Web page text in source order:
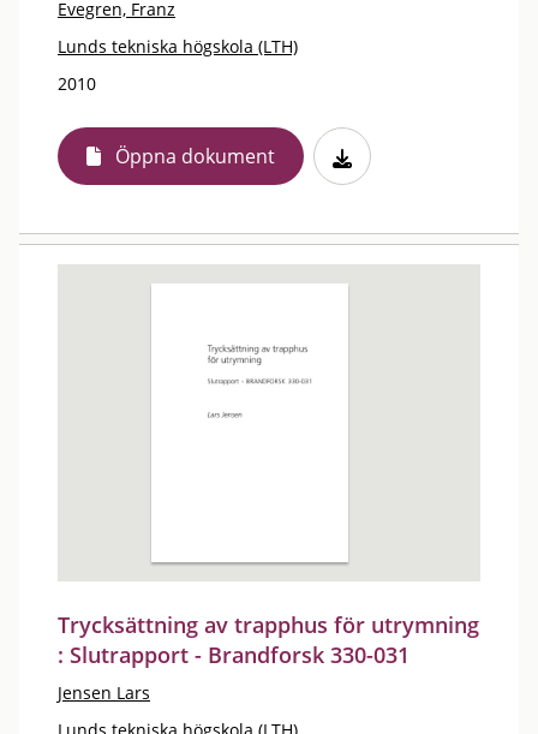
Evegren, Franz
Lunds tekniska högskola (LTH)
2010
Öppna dokument
Trycksättning av trapphus för utrymning
: Slutrapport - Brandforsk 330-031
Jensen Lars